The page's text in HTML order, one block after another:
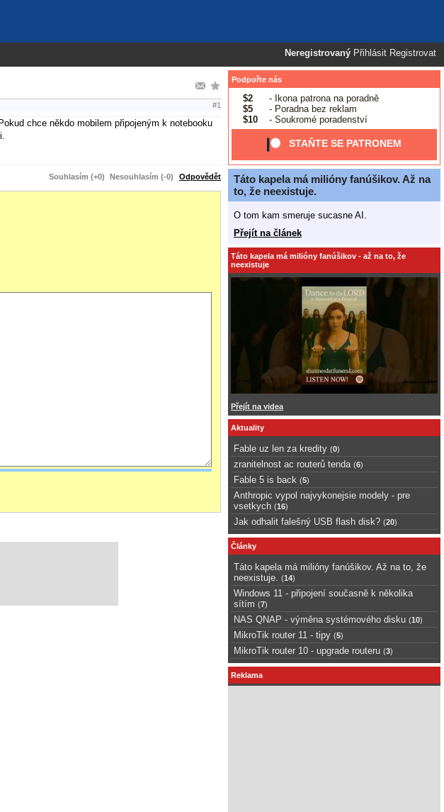
Neregistrovaný Přihlásit Registrovat
#1
chce někdo mobilem připojeným k notebooku
Souhlasím (+0) Nesouhlasím (-0) Odpovědět
Podpořte nás
$2
- Ikona patrona na poradně
$5
- Poradna bez reklam
$10
- Soukromé poradenství
STAŇTE SE PATRONEM
Táto kapela má milióny fanúšikov. Až na
to, že neexistuje.
O tom kam smeruje sucasne AI.
Přejít na článek
Táto kapela má milióny fanúšikov - až na to, že
neexistuje
Přejít na videa
Aktuality
Fable uz len za kredity (0)
zranitelnost ac routerů tenda (6)
Fable 5 is back (5)
Anthropic vypol najvykonejsie modely - pre
vsetkych (16)
Jak odhalit falešný USB flash disk? (20)
Články
Táto kapela má milióny fanúšikov. Až na to, že
neexistuje.
(14)
Windows 11 - připojení současně k několika
sítím (7)
NAS QNAP - výměna systémového disku (10)
MikroTik router 11 - tipy (5)
MikroTik router 10 - upgrade routeru (3)
Reklama